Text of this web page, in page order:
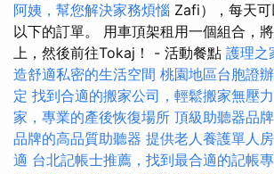
阿姨，幫您解決家務煩惱 Zafi），每天
以下的訂單。 用車頂架租用一個組合，
上，然後前往Tokaj！ - 活動餐點 護理之
造舒適私密的生活空間 桃園地區台胞證
定 找到合適的搬家公司，輕鬆搬家無壓力
家，專業的產後恢復場所 頂級助聽器品
品牌的高品質助聽器 提供老人養護單人
適 台北記帳士推薦，找到最合適的記帳